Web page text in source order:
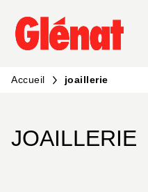
MENU RECHERCHE
PIED DE PAGE
Accueil joaillerie
JOAILLERIE